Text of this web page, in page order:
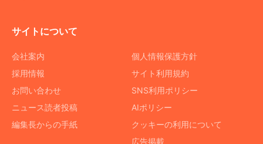
サイトについて
会社案内
採用情報
お問い合わせ
ニュース読者投稿
編集長からの手紙
個人情報保護方針
サイト利用規約
SNS利用ポリシー
AIポリシー
クッキーの利用について
広告掲載